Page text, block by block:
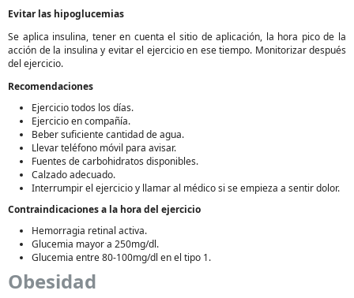
Evitar las hipoglucemias
Se aplica insulina, tener en cuenta el sitio de aplicación, la hora pico de la
acción de la insulina y evitar el ejercicio en ese tiempo. Monitorizar después
del ejercicio.
Recomendaciones
Ejercicio todos los días.
Ejercicio en compañía.
Beber suficiente cantidad de agua.
Llevar teléfono móvil para avisar.
Fuentes de carbohidratos disponibles.
Calzado adecuado.
Interrumpir el ejercicio y llamar al médico si se empieza a sentir dolor.
Contraindicaciones a la hora del ejercicio
Hemorragia retinal activa.
Glucemia mayor a 250mg/dl.
Glucemia entre 80-100mg/dl en el tipo 1.
Obesidad